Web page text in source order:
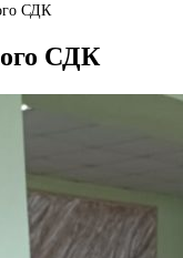
СДК
СДК